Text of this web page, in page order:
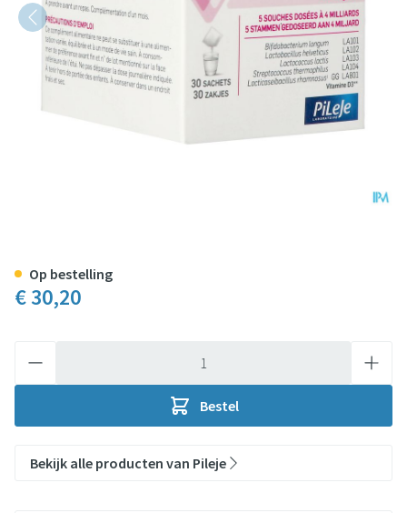
€ 30,20
Bestel
Op bestelling
Bekijk alle producten van Pileje